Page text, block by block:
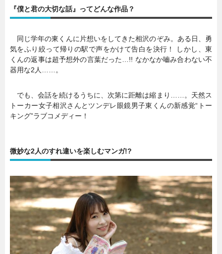
『僕と君の大切な話』ってどんな作品？
同じ学年の東くんに片想いをしてきた相沢のぞみ。ある日、勇
気をふり絞って帰りの駅で声をかけて告白を決行！ しかし、東
くんの返事は超予想外の言葉だった…!! なかなか嚙み合わない不
器用な2人……。
でも、会話を続けるうちに、次第に距離は縮まり……。天然ス
トーカー女子相沢さんとツンデレ眼鏡男子東くんの新感覚“トー
キング”ラブコメディー！
微妙な2人のすれ違いを楽しむマンガ!?